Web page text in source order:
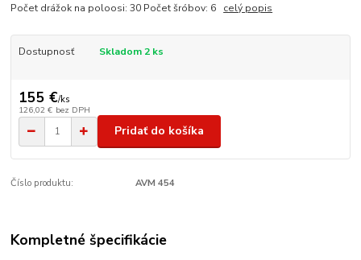
Počet drážok na poloosi: 30 Počet šróbov: 6 celý popis
Dostupnosť Skladom 2 ks
155 €/ks
126,02 € bez DPH
Pridať do košíka
Číslo produktu: AVM 454
Kompletné špecifikácie